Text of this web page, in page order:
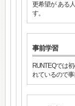
更希望が ある
す。
事前学習
RUNTEQでは
れているので事